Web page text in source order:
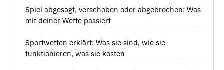
Spiel abgesagt, verschoben oder abgebrochen: Was
mit deiner Wette passiert
Sportwetten erklärt: Was sie sind, wie sie
funktionieren, was sie kosten